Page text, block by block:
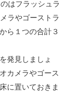
はフラッシュラ
ラやゴーストラ
ら１つの合計３
発見しましょ
カメラやゴース
に置いておきま